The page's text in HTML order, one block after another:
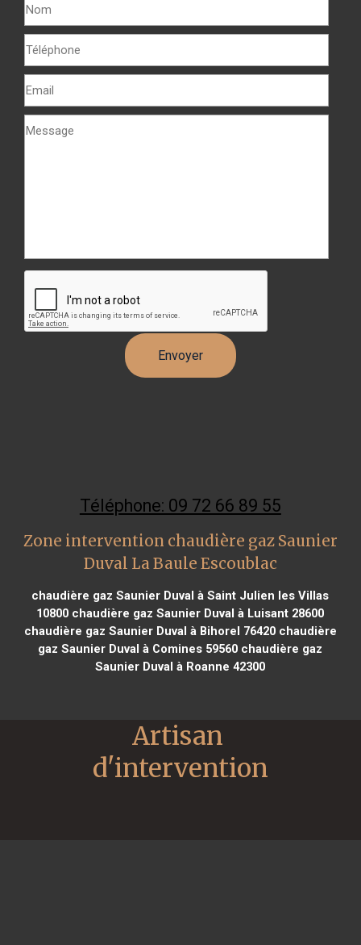
Téléphone: 09 72 66 89 55
Zone intervention chaudière gaz Saunier
Duval La Baule Escoublac
chaudière gaz Saunier Duval à Saint Julien les Villas
10800 chaudière gaz Saunier Duval à Luisant 28600
chaudière gaz Saunier Duval à Bihorel 76420chaudière
gaz Saunier Duval à Comines 59560 chaudière gaz
Saunier Duval à Roanne 42300
Artisan
d'intervention